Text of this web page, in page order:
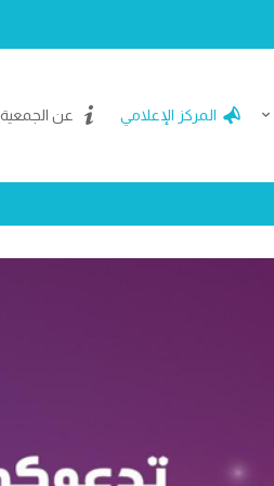
المركز الإعلامي عن الجمعية